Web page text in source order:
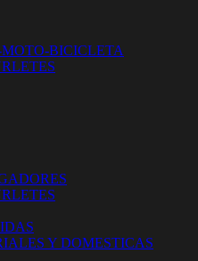
BICICLETA
Y DOMESTICAS